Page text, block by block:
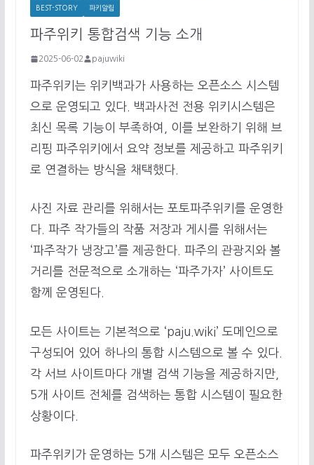
BEST-STORY 파키알림
파주위키 통합검색 기능 소개
2025-06-02 pajuwiki
파주위키는 위키백과가 사용하는 오픈소스 시스템
으로 운영되고 있다. 백과사전 전용 위키시스템은
최신 목록 기능이 부족하여, 이를 보완하기 위해 브
리핑 파주위키에서 요약 정보를 제공하고 파주위키
로 연결하는 방식을 채택했다.
사진 자료 관리를 위해서는 포토파주위키를 운영한
다. 파주 작가들의 작품 저장과 게시를 위해서는
‘파주작가 냉장고’를 제공한다. 파주의 관광지와 볼
거리를 전문적으로 소개하는 ‘파주가자’ 사이트도
함께 운영된다.
모든 사이트는 기본적으로 ‘paju.wiki’ 도메인으로
구성되어 있어 하나의 통합 시스템으로 볼 수 있다.
각 서브 사이트마다 개별 검색 기능을 제공하지만,
5개 사이트 전체를 검색하는 통합 시스템이 필요한
상황이다.
파주위키가 운영하는 5개 시스템은 모두 오픈소스